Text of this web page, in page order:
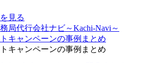
見る
キャンペーンの事例まとめ
キャンペーンの事例まとめ